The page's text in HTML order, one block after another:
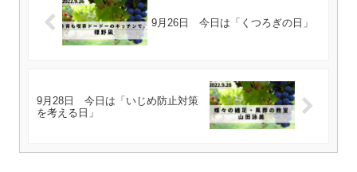
9月26日 今日は「くつろぎの日」
9月28日 今日は「いじめ防止対策
を考える日」